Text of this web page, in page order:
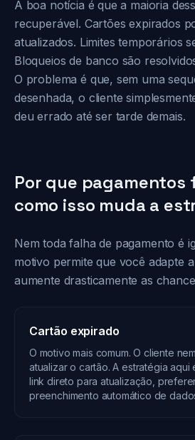
A boa notícia é que a maioria
recuperável. Cartões expirados
atualizados. Limites temporários
Bloqueios de banco são
O problema é que, sem uma
desenhada, o cliente
deu errado até ser tarde demais.
Por que pagamentos
como isso muda a
Nem toda falha de pagamento é
motivo permite que você adapte
aumente drasticamente as
Cartão expirado
O motivo mais comum. O cliente
atualizar o cartão. A estratégia aqui
link direto para atualização,
preenchimento automático de